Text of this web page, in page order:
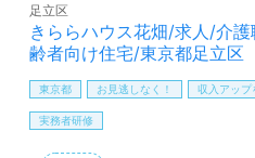
相談可能です。転職相談、求
料サービスをご利用いただけ
あり！＞"転職支援"のプロと
せお待ちしております。
きららハウス花畑/求人/介
齢者向け住宅/東京都足立区
足立区
東京都 お見逃しなく！ 収入アップ
実務者研修